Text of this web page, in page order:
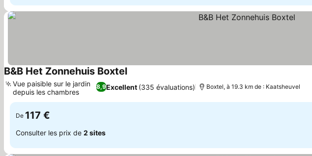
B&B Het Zonnehuis Boxtel
8,9Excellent (335 évaluations)
Vue paisible sur le jardin
depuis les chambres
Boxtel, à 19.3 km de : Kaatsheuvel
De 117 €
Consulter les prix de 2 sites